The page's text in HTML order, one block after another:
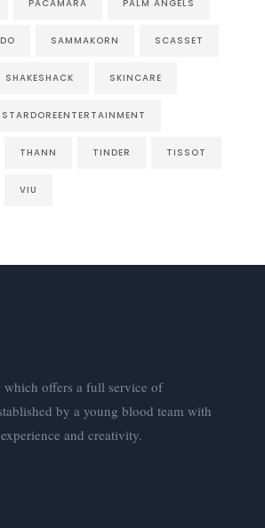
PACAMARA PALM ANGELS
SAMMAKORN SCASSET
SHAKESHACK SKINCARE
STARDOREENTERTAINMENT
THANN TINDER TISSOT
VIU
which offers a full service of
by a young blood team with
and creativity.